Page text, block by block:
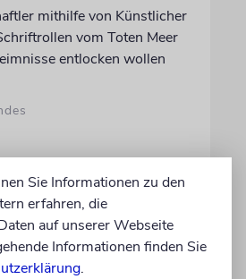
mithilfe von Künstlicher
vom Toten Meer
entlocken wollen
Sie Informationen zu den
erfahren, die
auf unserer Webseite
Informationen finden Sie
.